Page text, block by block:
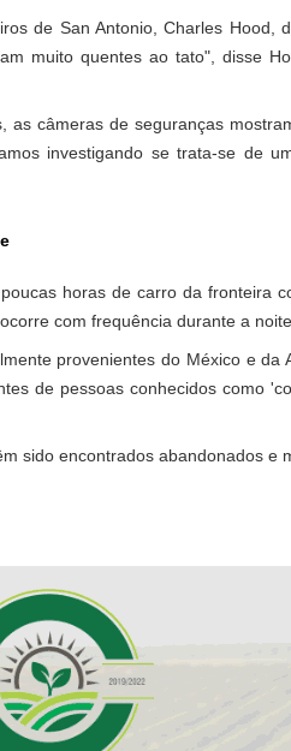
de San Antonio, Charles
muito quentes ao tato", disse
as câmeras de seguranças
investigando se trata-se de
horas de carro da fronteira
com frequência durante a
provenientes do México e
de pessoas conhecidos como
sido encontrados abandonados e